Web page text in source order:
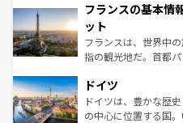
ませてくれるイタリ
なお、新着のイタリア
しい。
文化が根付くこの国
れる闘牛、そして美
る。首都マドリード
アートに溢れた街角
せる。地方によって
ンテンツ一覧を参照
フランスの基本情
ット
フランスは、世界中
指の観光地だ。首都
で、幅広い魅力が詰
聖堂、美しいビーチ
から魅了する。また
ドイツ
ドイツは、豊かな歴
の中心に位置する国